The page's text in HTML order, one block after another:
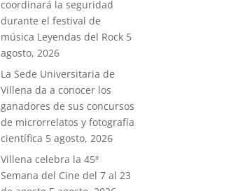
coordinará la seguridad
durante el festival de
música Leyendas del Rock 5
agosto, 2026
La Sede Universitaria de
Villena da a conocer los
ganadores de sus concursos
de microrrelatos y fotografía
científica 5 agosto, 2026
Villena celebra la 45ª
Semana del Cine del 7 al 23